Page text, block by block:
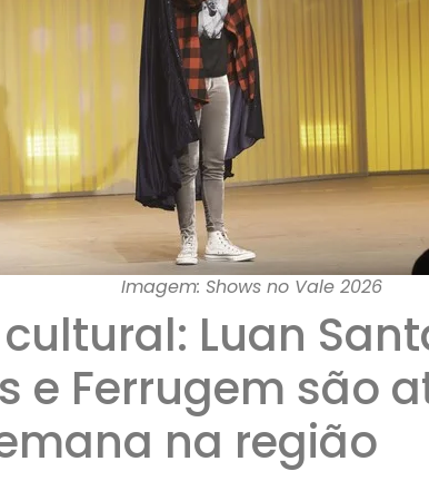
Imagem: Shows no Vale 2026
Luan
e Ferrugem são
na região